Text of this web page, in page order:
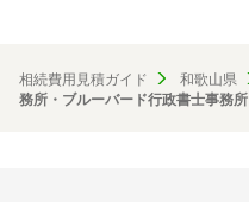
相続費用見積ガイド 和歌山県
務所・ブルーバード行政書士事務所